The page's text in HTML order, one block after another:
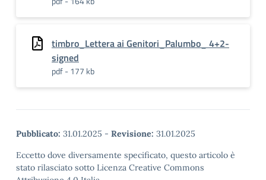
timbro_Lettera ai Genitori_Palumbo_ 4+2-
signed
pdf - 177 kb
Pubblicato: 31.01.2025 - Revisione: 31.01.2025
Eccetto dove diversamente specificato, questo articolo è
stato rilasciato sotto Licenza Creative Commons